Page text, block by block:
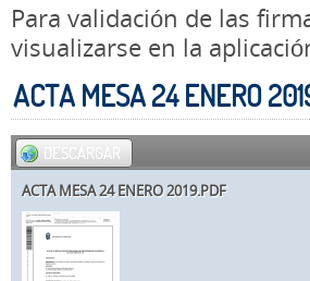
Para validación de las
visualizarse en la
ACTA MESA 24 ENERO
DESCARGAR
ACTA MESA 24 ENERO 2019.PDF